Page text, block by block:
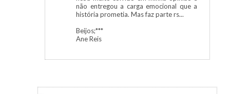
não entregou a carga emocional que a
história prometia. Mas faz parte rs...
Beijos;***
Ane Reis